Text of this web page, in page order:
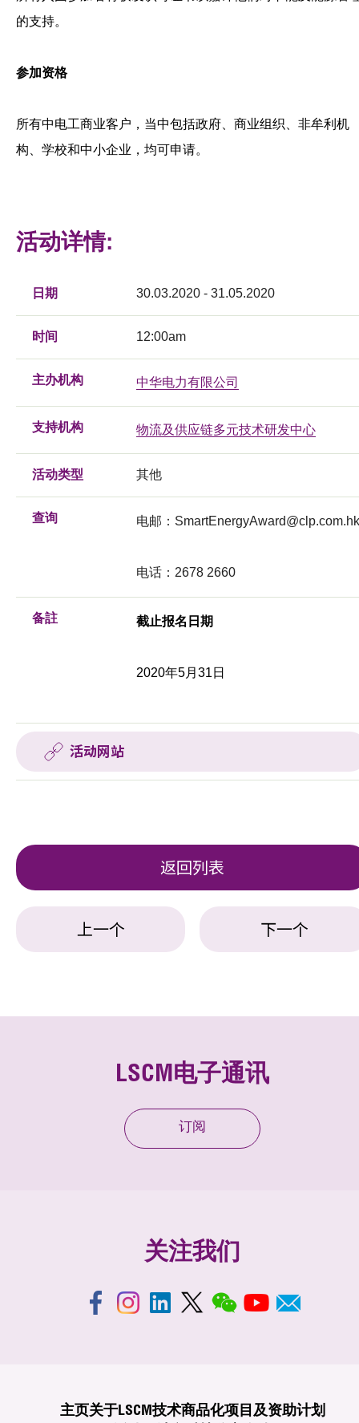
的支持。
参加资格
所有中电工商业客户，当中包括政府、商业组织、非牟利机
构、学校和中小企业，均可申请。
活动详情:
日期 30.03.2020 - 31.05.2020
时间 12:00am
主办机构 中华电力有限公司
支持机构 物流及供应链多元技术研发中心
活动类型 其他
查询 电邮： SmartEnergyAward@clp.com.hk
电话：2678 2660
备註 截止报名日期
2020年5月31日
活动网站
返回列表
上一个 下一个
LSCM电子通讯
订阅
关注我们
主页关于LSCM技术商品化项目及资助计划